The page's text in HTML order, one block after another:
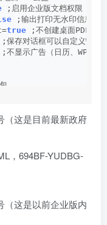
;启用企业版文档权限
;输出打印无水印信息
true ;不创建桌面PDF快捷
存对话框可以自定义WPS
显示广告（日历、WPS便
业OEM配置文件安装
（这是目前最新政府
，694BF-YUDBG-
（这是以前企业版内